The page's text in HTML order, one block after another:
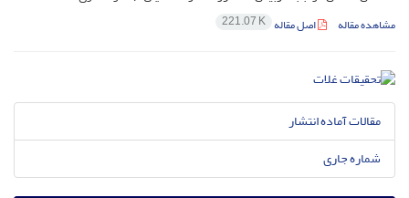
مشاهده مقاله اصل مقاله 221.07 K
مقالات آماده انتشار
شماره جاری